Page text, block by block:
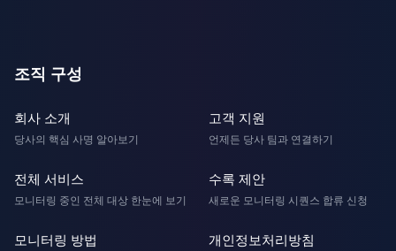
조직 구성
회사 소개
당사의 핵심 사명 알아보기
고객 지원
언제든 당사 팀과 연결하기
전체 서비스
모니터링 중인 전체 대상 한눈에 보기
수록 제안
새로운 모니터링 시퀀스 합류 신청
모니터링 방법 개인정보처리방침